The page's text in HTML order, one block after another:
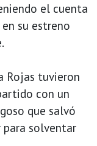
el cuenta
su estreno
Rojas tuvieron
con un
que salvó
para solventar